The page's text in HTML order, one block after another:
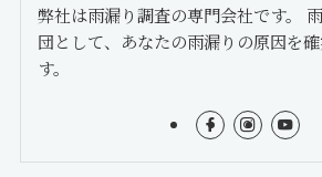
弊社は雨漏り調査の専門会社です。
団として、あなたの雨漏りの原因を
す。